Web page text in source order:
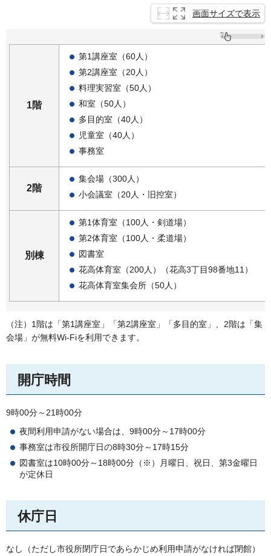
画面サイズで表示
1階
第1講座室（60人）
第2講座室（20人）
料理実習室（50人）
和室（50人）
多目的室（40人）
児童室（40人）
事務室
2階
集会場（300人）
小会議室（20人・旧控室）
別棟
第1体育室（100人・剣道場）
第2体育室（100人・柔道場）
図書室
花高体育室（200人）（花高3丁目98番地11）
花高体育室集会所（50人）
（注）1階は「第1講座室」「第2講座室」「多目的室」、2階は「集
会場」が無料Wi-Fiを利用できます。
開庁時間
9時00分～21時00分
夜間利用申請がない場合は、9時00分～17時00分
事務室は市役所開庁日の8時30分～17時15分
図書室は10時00分～18時00分（※）月曜日、祝日、第3金曜日
が定休日
休庁日
なし（ただし市役所閉庁日であらかじめ利用申請がなければ閉館）